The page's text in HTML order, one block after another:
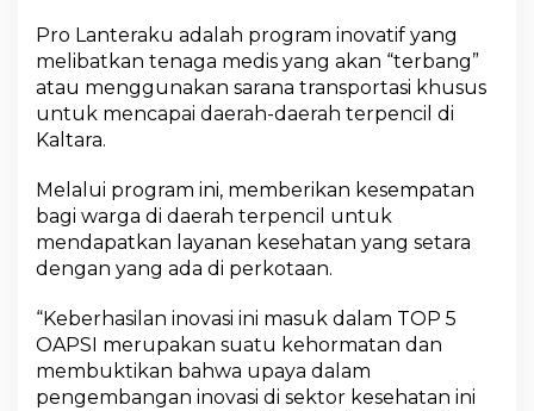
Pro Lanteraku adalah program inovatif yang
melibatkan tenaga medis yang akan “terbang”
atau menggunakan sarana transportasi khusus
untuk mencapai daerah-daerah terpencil di
Kaltara.
Melalui program ini, memberikan kesempatan
bagi warga di daerah terpencil untuk
mendapatkan layanan kesehatan yang setara
dengan yang ada di perkotaan.
“Keberhasilan inovasi ini masuk dalam TOP 5
OAPSI merupakan suatu kehormatan dan
membuktikan bahwa upaya dalam
pengembangan inovasi di sektor kesehatan ini